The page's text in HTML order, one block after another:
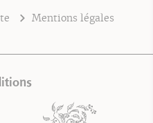
Mentions légales